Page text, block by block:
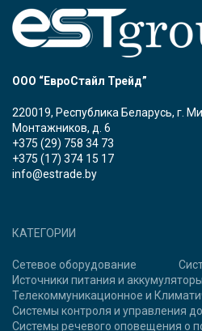
ООО “ЕвроСтайл Трейд”
220019, Республика Беларусь, г.
Монтажников, д. 6
+375 (29) 758 34 73
+375 (17) 374 15 17
info@estrade.by
КАТЕГОРИИ
Сетевое оборудование
Источники питания и аккумуляторы
Телекоммуникационное и
Системы контроля и управления
Системы речевого оповещения о